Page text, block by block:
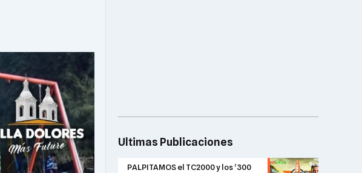
Ultimas Publicaciones
PALPITAMOS el TC2000 y los ‘300